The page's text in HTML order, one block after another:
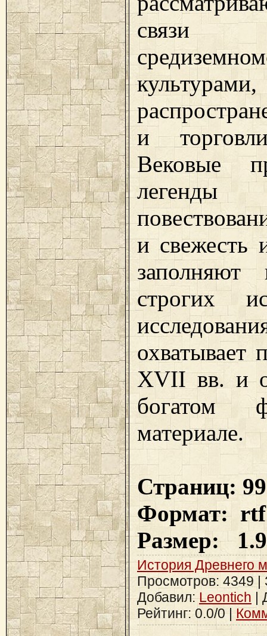
и
Вековые
легенды
и свежесть
строгих
XVII вв. и
богатом
материале.
Страниц: 99
Формат: rtf
Размер:
История Древнего
Просмотров: 4349 |
Добавил:Leontich |
Рейтинг: 0.0/0 |